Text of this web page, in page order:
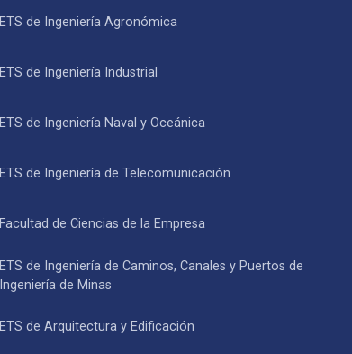
ETS de Ingeniería Agronómica
ETS de Ingeniería Industrial
ETS de Ingeniería Naval y Oceánica
ETS de Ingeniería de Telecomunicación
Facultad de Ciencias de la Empresa
ETS de Ingeniería de Caminos, Canales y Puertos de
Ingeniería de Minas
ETS de Arquitectura y Edificación